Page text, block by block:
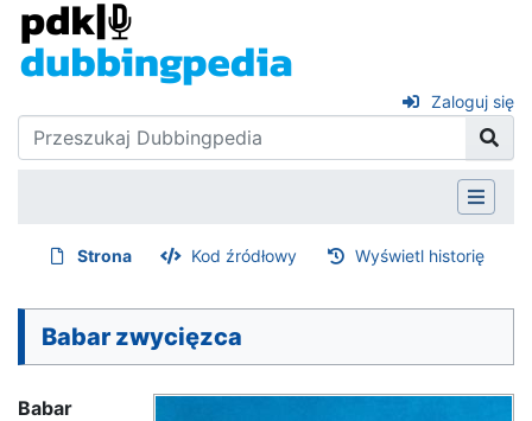
Zaloguj się
Strona Kod źródłowy Wyświetl historię
Babar zwycięzca
Babar